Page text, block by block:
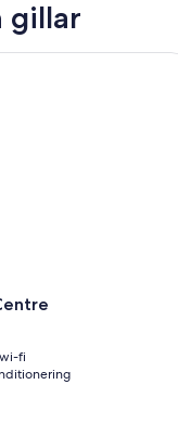
gillar
fi